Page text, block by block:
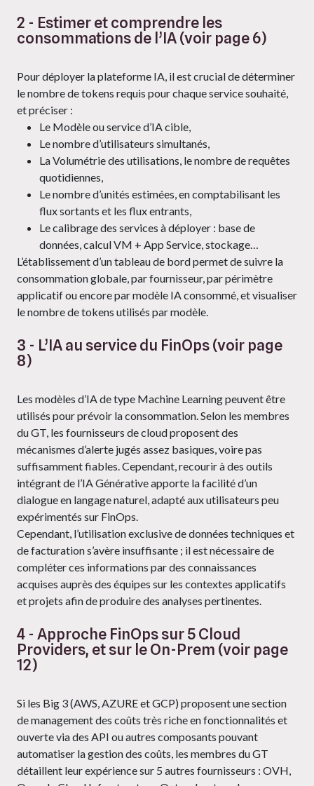
2 - Estimer et comprendre les
consommations de l’IA (voir page 6)
Pour déployer la plateforme IA, il est crucial de déterminer
le nombre de tokens requis pour chaque service souhaité,
et préciser :
Le Modèle ou service d’IA cible,
Le nombre d’utilisateurs simultanés,
La Volumétrie des utilisations, le nombre de requêtes
quotidiennes,
Le nombre d’unités estimées, en comptabilisant les
flux sortants et les flux entrants,
Le calibrage des services à déployer : base de
données, calcul VM + App Service, stockage…
L’établissement d’un tableau de bord permet de suivre la
consommation globale, par fournisseur, par périmètre
applicatif ou encore par modèle IA consommé, et visualiser
le nombre de tokens utilisés par modèle.
3 - L’IA au service du FinOps (voir page
8)
Les modèles d’IA de type Machine Learning peuvent être
utilisés pour prévoir la consommation. Selon les membres
du GT, les fournisseurs de cloud proposent des
mécanismes d’alerte jugés assez basiques, voire pas
suffisamment fiables. Cependant, recourir à des outils
intégrant de l’IA Générative apporte la facilité d’un
dialogue en langage naturel, adapté aux utilisateurs peu
expérimentés sur FinOps.
Cependant, l’utilisation exclusive de données techniques et
de facturation s’avère insuffisante ; il est nécessaire de
compléter ces informations par des connaissances
acquises auprès des équipes sur les contextes applicatifs
et projets afin de produire des analyses pertinentes.
4 - Approche FinOps sur 5 Cloud
Providers, et sur le On-Prem (voir page
12)
Si les Big 3 (AWS, AZURE et GCP) proposent une section
de management des coûts très riche en fonctionnalités et
ouverte via des API ou autres composants pouvant
automatiser la gestion des coûts, les membres du GT
détaillent leur expérience sur 5 autres fournisseurs : OVH,